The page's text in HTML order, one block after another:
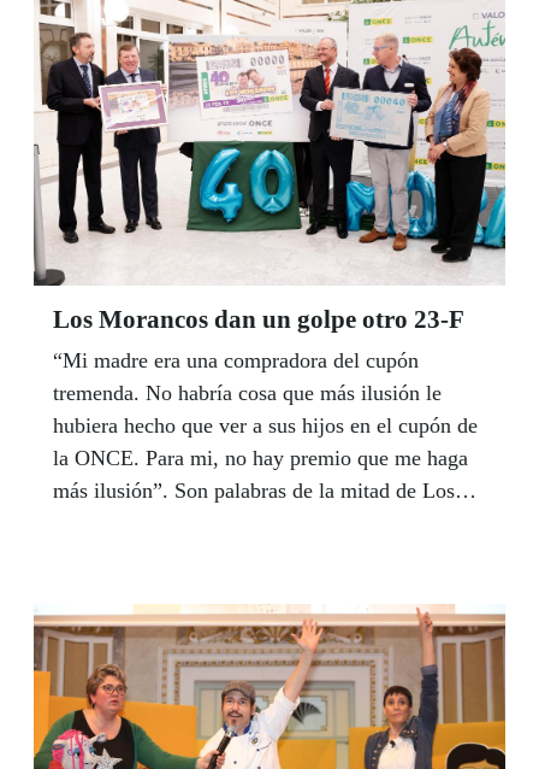
Los Morancos dan un golpe otro 23-F
“Mi madre era una compradora del cupón
tremenda. No habría cosa que más ilusión le
hubiera hecho que ver a sus hijos en el cupón de
la ONCE. Para mi, no hay premio que me haga
más ilusión”. Son palabras de la mitad de Los
febrero, un 23-F, a los 40 años de trayectoria
artística del dúo de humoristas de Triana. “No se
puede ser más bueno y tener mejor que la
ONCE”; remató la otra mitad de Los Morancos,
César Cadaval. El director general adjunto de